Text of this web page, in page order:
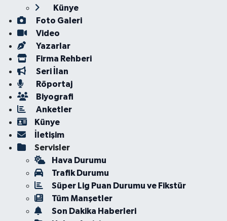
Künye
Foto Galeri
Video
Yazarlar
Firma Rehberi
Seri İlan
Röportaj
Biyografi
Anketler
Künye
İletişim
Servisler
Hava Durumu
Trafik Durumu
Süper Lig Puan Durumu ve Fikstür
Tüm Manşetler
Son Dakika Haberleri